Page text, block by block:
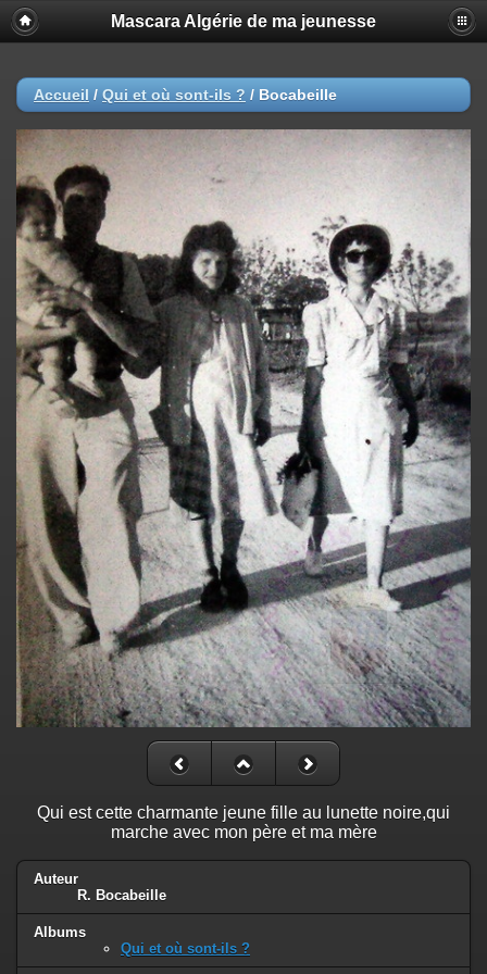
Mascara Algérie de ma jeunesse
Accueil / Qui et où sont-ils ? / Bocabeille
Qui est cette charmante jeune fille au lunette noire,qui
marche avec mon père et ma mère
Auteur
R. Bocabeille
Albums
Qui et où sont-ils ?